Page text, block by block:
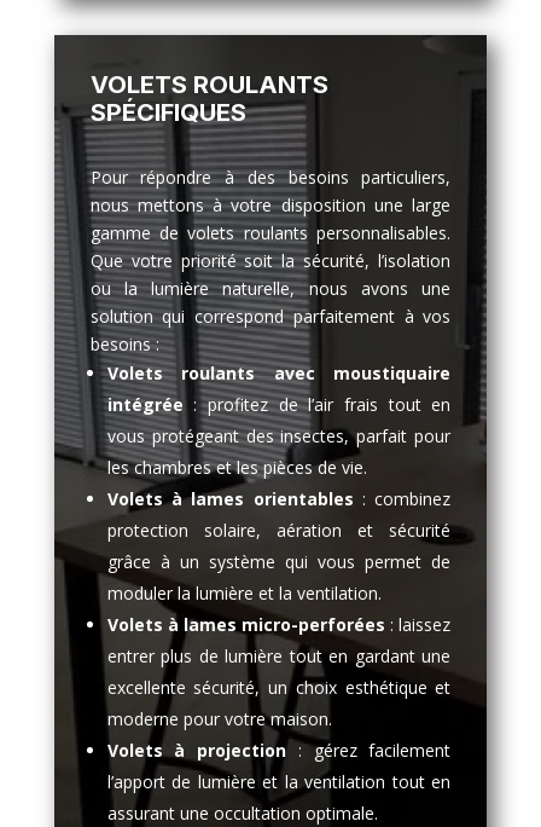
VOLETS ROULANTS
SPÉCIFIQUES
Pour répondre à des besoins particuliers,
nous mettons à votre disposition une large
gamme de volets roulants personnalisables.
Que votre priorité soit la sécurité, l’isolation
ou la lumière naturelle, nous avons une
solution qui correspond parfaitement à vos
besoins :
Volets roulants avec moustiquaire
intégrée : profitez de l’air frais tout en
vous protégeant des insectes, parfait pour
les chambres et les pièces de vie.
Volets à lames orientables : combinez
protection solaire, aération et sécurité
grâce à un système qui vous permet de
moduler la lumière et la ventilation.
Volets à lames micro-perforées : laissez
entrer plus de lumière tout en gardant une
excellente sécurité, un choix esthétique et
moderne pour votre maison.
Volets à projection: gérez facilement
l’apport de lumière et la ventilation tout en
assurant une occultation optimale.